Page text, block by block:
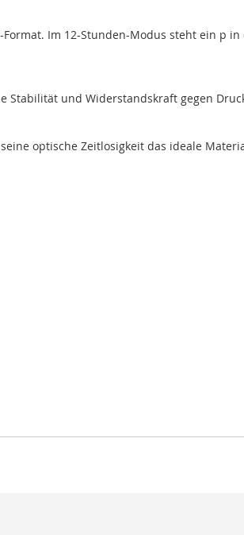
Im 12-Stunden-Modus steht ein p
Stabilität und Widerstandskraft gegen
optische Zeitlosigkeit das ideale